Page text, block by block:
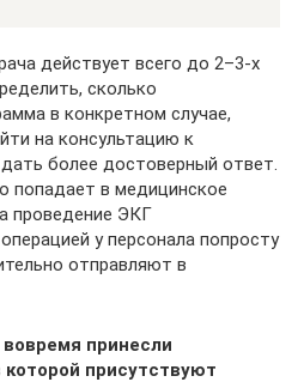
действует всего до 2–3-х
сколько
в конкретном случае,
на консультацию к
более достоверный ответ.
попадает в медицинское
проведение ЭКГ
у персонала попросту
отправляют в
принесли
присутствуют